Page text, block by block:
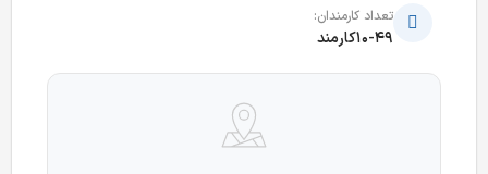
تعداد کارمندان:
10-49کارمند